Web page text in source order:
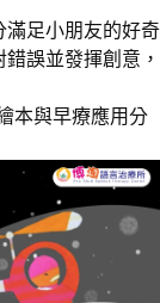
滿足小朋友的好奇
誤並發揮創意，
本與早療應用分